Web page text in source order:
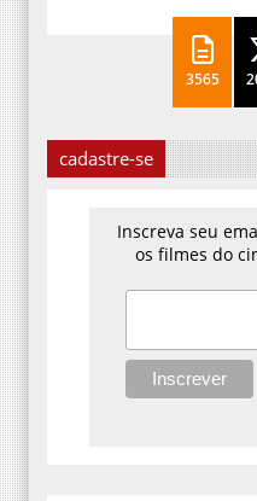
3565
cadastre-se
Inscreva seu
os filmes do